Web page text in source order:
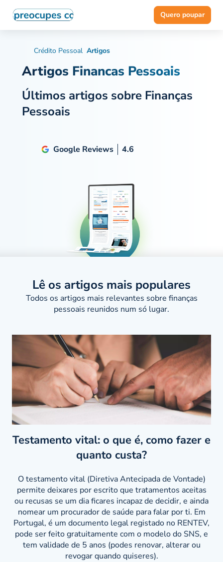
Quero poupar
Crédito Pessoal Artigos
Artigos Financas Pessoais
Últimos artigos sobre Finanças
Pessoais
Google Reviews 4.6
Lê os artigos mais populares
Todos os artigos mais relevantes sobre finanças
pessoais reunidos num só lugar.
Testamento vital: o que é, como fazer e
quanto custa?
O testamento vital (Diretiva Antecipada de Vontade)
permite deixares por escrito que tratamentos aceitas
ou recusas se um dia ficares incapaz de decidir, e ainda
nomear um procurador de saúde para falar por ti. Em
Portugal, é um documento legal registado no RENTEV,
pode ser feito gratuitamente com o modelo do SNS, e
tem validade de 5 anos (podes renovar, alterar ou
revogar quando quiseres).